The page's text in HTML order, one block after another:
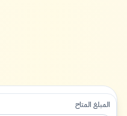
المبلغ المتاح